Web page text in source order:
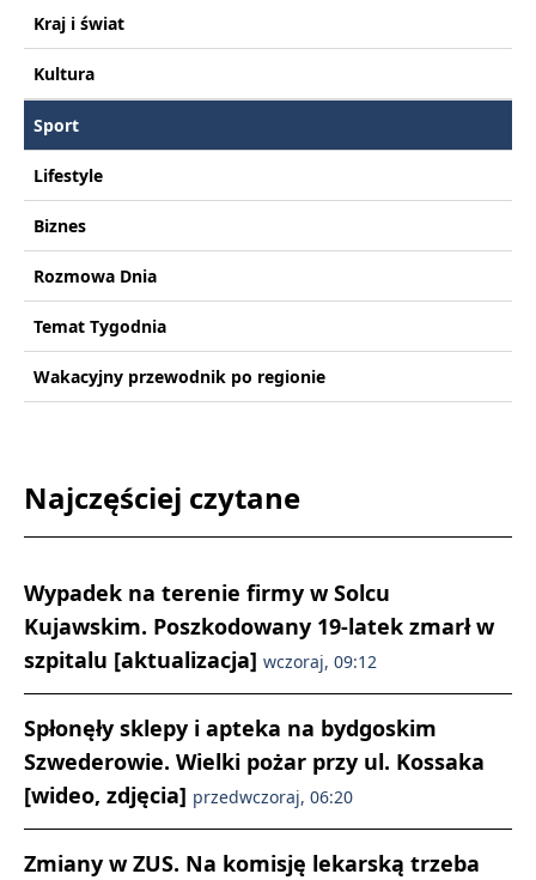
Kraj i świat
Kultura
Sport
Lifestyle
Biznes
Rozmowa Dnia
Temat Tygodnia
Wakacyjny przewodnik po regionie
Najczęściej czytane
Wypadek na terenie firmy w Solcu
Kujawskim. Poszkodowany 19-latek zmarł w
szpitalu [aktualizacja] wczoraj, 09:12
Spłonęły sklepy i apteka na bydgoskim
Szwederowie. Wielki pożar przy ul. Kossaka
[wideo, zdjęcia] przedwczoraj, 06:20
Zmiany w ZUS. Na komisję lekarską trzeba